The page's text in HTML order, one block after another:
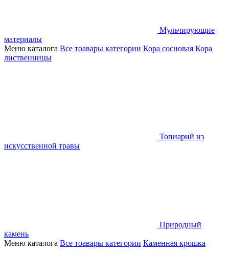
Мульчирующие
материалы
Меню каталога Все тоавары категории Кора сосновая Кора
лиственницы
Топиарий из
искусственной травы
Природный
камень
Меню каталога Все тоавары категории Каменная крошка